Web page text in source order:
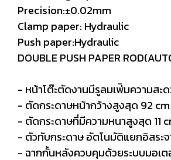
Precision:±0.02mm
Clamp paper: Hydraulic
Push paper:Hydraulic
DOUBLE PUSH PAPER
- หน้าโต๊ะตัดงานมีรูลมเพ่ิมความสะ
- ตัดกระดาษหน้ากว้างสูงสุด 92
- ตัดกระดาษที่มีความหนาสูงสุด 11
- ตัวทับกระดาษ อัตโนมัติแยกอิสระ
- ฉากกั้นหลังควบคุมด้วยระบบมอเต